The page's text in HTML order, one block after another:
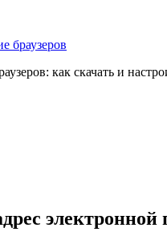
браузеров
как скачать и
электронной